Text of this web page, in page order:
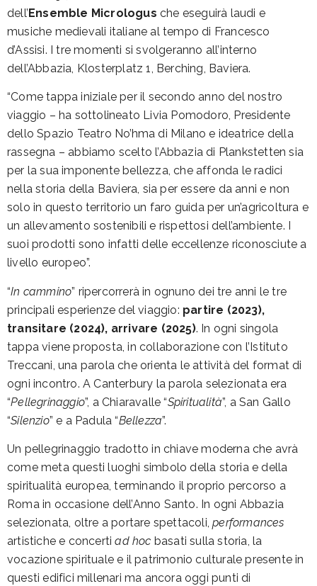
dell’Ensemble Micrologus che eseguirà laudi e
musiche medievali italiane al tempo di Francesco
d’Assisi. I tre momenti si svolgeranno all’interno
dell’Abbazia, Klosterplatz 1, Berching, Baviera.
“Come tappa iniziale per il secondo anno del nostro
viaggio – ha sottolineato Livia Pomodoro, Presidente
dello Spazio Teatro No’hma di Milano e ideatrice della
rassegna – abbiamo scelto l’Abbazia di Plankstetten sia
per la sua imponente bellezza, che affonda le radici
nella storia della Baviera, sia per essere da anni e non
solo in questo territorio un faro guida per un’agricoltura e
un allevamento sostenibili e rispettosi dell’ambiente. I
suoi prodotti sono infatti delle eccellenze riconosciute a
livello europeo”.
“In cammino” ripercorrerà in ognuno dei tre anni le tre
principali esperienze del viaggio: partire (2023),
transitare (2024), arrivare (2025). In ogni singola
tappa viene proposta, in collaborazione con l’Istituto
Treccani, una parola che orienta le attività del format di
ogni incontro. A Canterbury la parola selezionata era
“Pellegrinaggio”, a Chiaravalle “Spiritualità”, a San Gallo
“Silenzio” e a Padula “Bellezza”.
Un pellegrinaggio tradotto in chiave moderna che avrà
come meta questi luoghi simbolo della storia e della
spiritualità europea, terminando il proprio percorso a
Roma in occasione dell’Anno Santo. In ogni Abbazia
selezionata, oltre a portare spettacoli,performances
artistiche e concertiad hoc basati sulla storia, la
vocazione spirituale e il patrimonio culturale presente in
questi edifici millenari ma ancora oggi punti di